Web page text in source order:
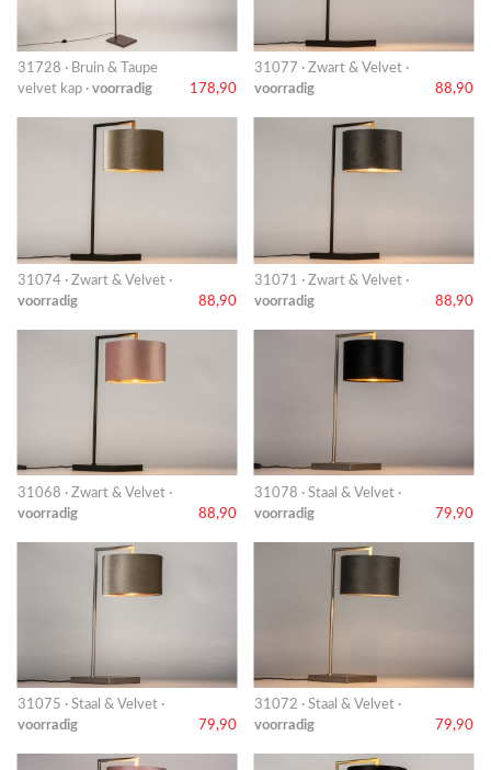
31728 · Bruin & Taupe
velvet kap · voorradig 178,90
31077 · Zwart & Velvet ·
voorradig
88,90
31074 · Zwart & Velvet ·
voorradig
88,90
31071 · Zwart & Velvet ·
voorradig
88,90
31068 · Zwart & Velvet ·
voorradig
88,90
31078 · Staal & Velvet ·
voorradig
79,90
31075 · Staal & Velvet ·
voorradig
79,90
31072 · Staal & Velvet ·
voorradig
79,90